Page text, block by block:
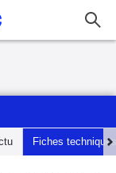
Fiches techniques